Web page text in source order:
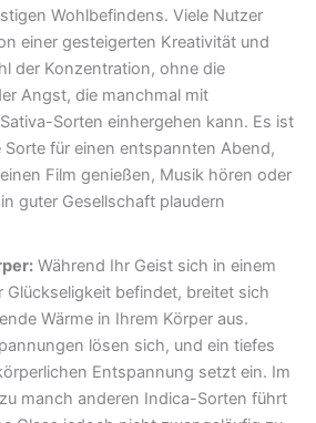
Wohlbefindens. Viele Nutzer
einer gesteigerten Kreativität und
der Konzentration, ohne die
Angst, die manchmal mit
Sorten einhergehen kann. Es ist
Sorte für einen entspannten Abend,
Film genießen, Musik hören oder
guter Gesellschaft plaudern
Während Ihr Geist sich in einem
Glückseligkeit befindet, breitet sich
Wärme in Ihrem Körper aus.
lösen sich, und ein tiefes
Entspannung setzt ein. Im
manch anderen Indica-Sorten führt